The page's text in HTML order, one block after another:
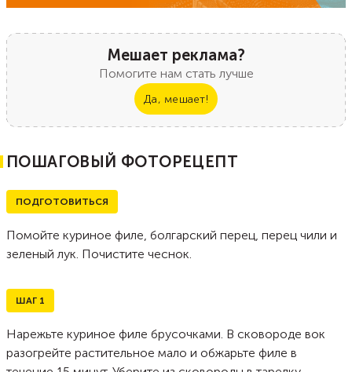
Мешает реклама?
Помогите нам стать лучше
Да, мешает!
ПОШАГОВЫЙ ФОТОРЕЦЕПТ
ПОДГОТОВИТЬСЯ
Помойте куриное филе, болгарский перец, перец чили и
зеленый лук. Почистите чеснок.
ШАГ 1
Нарежьте куриное филе брусочками. В сковороде вок
разогрейте растительное мало и обжарьте филе в